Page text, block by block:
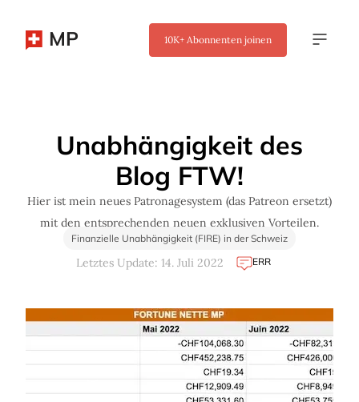
MP 10K+ Abonnenten joinen
Unabhängigkeit des
Blog FTW!
Hier ist mein neues Patronagesystem (das Patreon ersetzt)
mit den entsprechenden neuen exklusiven Vorteilen.
Finanzielle Unabhängigkeit (FIRE) in der Schweiz
Letztes Update: 14. Juli 2022 ERR